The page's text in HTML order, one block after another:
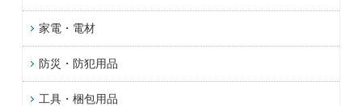
家電・電材
防災・防犯用品
工具・梱包用品